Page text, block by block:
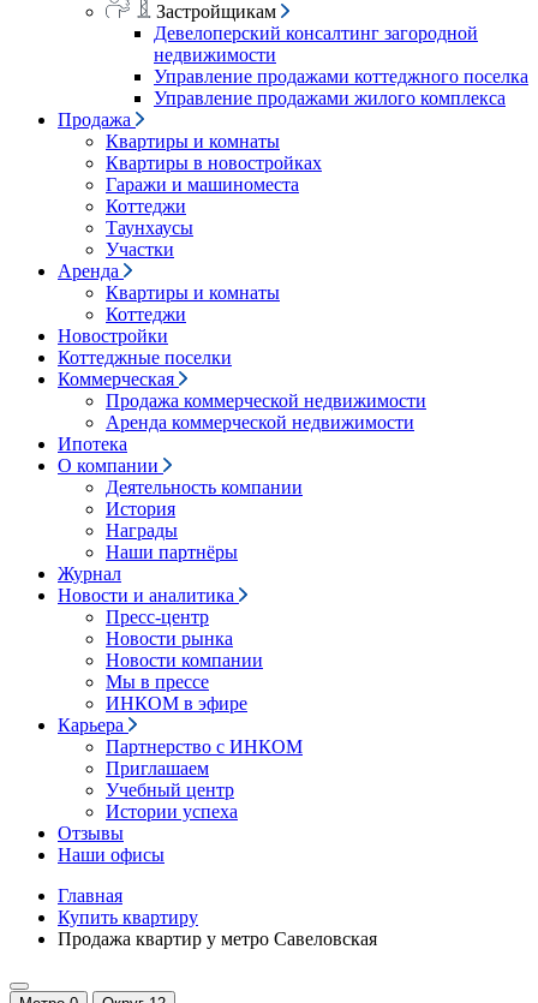
Застройщикам
Девелоперский консалтинг загородной
недвижимости
Управление продажами коттеджного поселка
Управление продажами жилого комплекса
Продажа
Квартиры и комнаты
Квартиры в новостройках
Гаражи и машиноместа
Коттеджи
Таунхаусы
Участки
Аренда
Квартиры и комнаты
Коттеджи
Новостройки
Коттеджные поселки
Коммерческая
Продажа коммерческой недвижимости
Аренда коммерческой недвижимости
Ипотека
О компании
Деятельность компании
История
Награды
Наши партнёры
Журнал
Новости и аналитика
Пресс-центр
Новости рынка
Новости компании
Мы в прессе
ИНКОМ в эфире
Карьера
Партнерство с ИНКОМ
Приглашаем
Учебный центр
Истории успеха
Отзывы
Наши офисы
Главная
Купить квартиру
Продажа квартир у метро Савеловская